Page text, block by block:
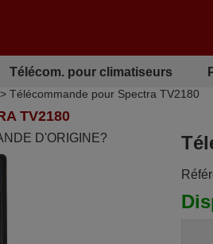
Télécom. pour climatiseurs
> Télécommande pour Spectra TV2180
TV2180
D'ORIGINE?